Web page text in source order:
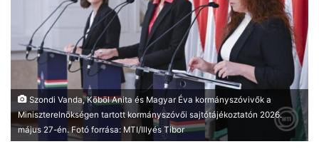
Szondi Vanda, Köböl Anita és Magyar Éva kormányszóvivők a
Miniszterelnökségen tartott kormányszóvői sajtótájékoztatón 2026.
május 27-én. Fotó forrása: MTI/Illyés Tibor